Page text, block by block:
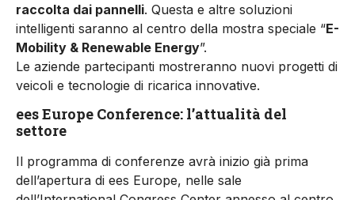
raccolta dai pannelli. Questa e altre soluzioni
intelligenti saranno al centro della mostra speciale “E-
Mobility & Renewable Energy”.
Le aziende partecipanti mostreranno nuovi progetti di
veicoli e tecnologie di ricarica innovative.
ees Europe Conference: l’attualità del
settore
Il programma di conferenze avrà inizio già prima
dell’apertura di ees Europe, nelle sale